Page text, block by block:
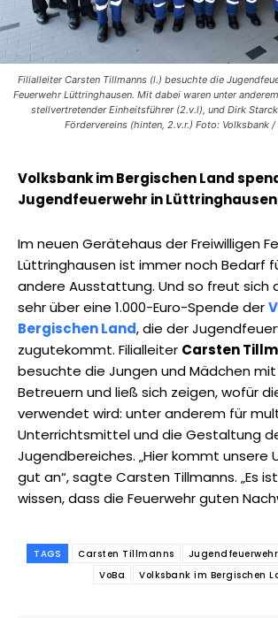
Filialleiter Carsten Tillmanns (l.) besuchte die
Feuerwehr Lüttringhausen. Mit dabei waren unter
stellvertretender Einheitsführer (2.v.l), und Dirk
Fördervereins (hinten, 2.v.r.) Foto: Volksbank
Volksbank im Bergischen Land
Jugendfeuerwehr in
Im neuen Gerätehaus der Freiwilligen
Lüttringhausen ist immer noch Bedarf
andere Ausstattung. Und so freut sich
sehr über eine 1.000-Euro-Spende der
Bergischen Land, die der
zugutekommt. Filialleiter Carsten
besuchte die Jungen und Mädchen
Betreuern und ließ sich zeigen, wofür
verwendet wird: unter anderem für
Unterrichtsmittel und die Gestaltung
Jugendbereiches. „Hier kommt unsere
gut an“, sagte Carsten Tillmanns. „Es
wissen, dass die Feuerwehr guten
TAGS Carsten Tillmanns
VoBa
Volksbank im Bergischen